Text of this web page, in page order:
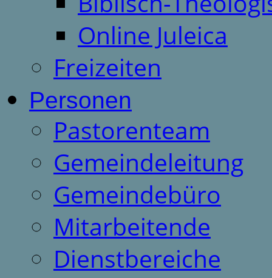
Online Juleica
Freizeiten
Personen
Pastorenteam
Gemeindeleitung
Gemeindebüro
Mitarbeitende
Dienstbereiche